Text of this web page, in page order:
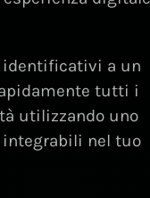
identificativi a un
tutti i
utilizzando uno
integrabili nel tuo